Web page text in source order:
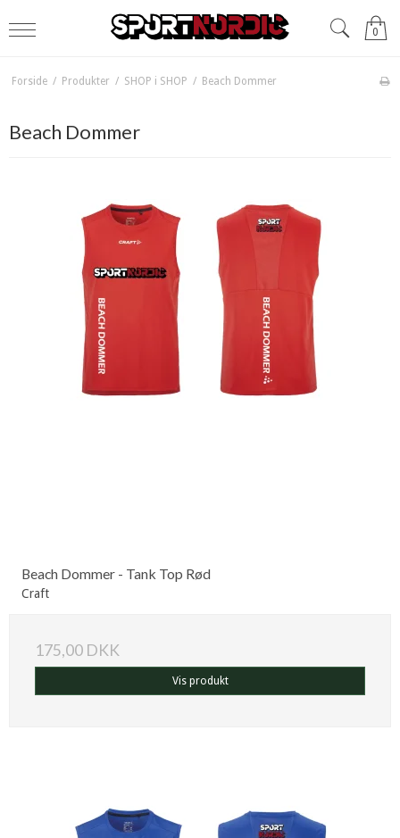
0
Forside / Produkter / SHOP i SHOP / Beach Dommer
Beach Dommer
Beach Dommer - Tank Top Rød
Craft
175,00 DKK
Vis produkt